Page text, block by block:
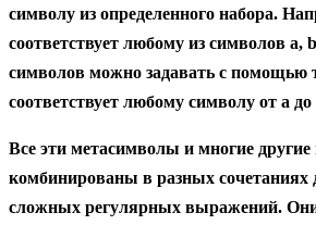
символу из определенного набора.
соответствует любому из символов a,
символов можно задавать с помощью
соответствует любому символу от a
Все эти метасимволы и многие
комбинированы в разных сочетаниях
сложных регулярных выражений.